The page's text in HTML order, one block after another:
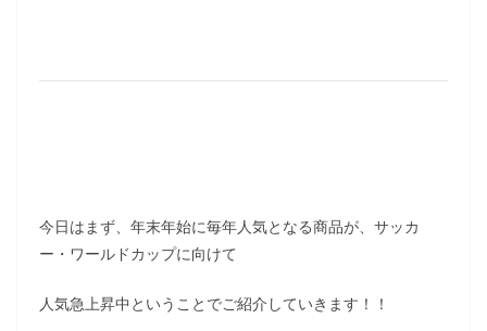
今日はまず、年末年始に毎年人気となる商品が、サッカ
ー・ワールドカップに向けて
人気急上昇中ということでご紹介していきます！！